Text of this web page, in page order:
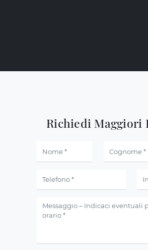
Richiedi Maggiori